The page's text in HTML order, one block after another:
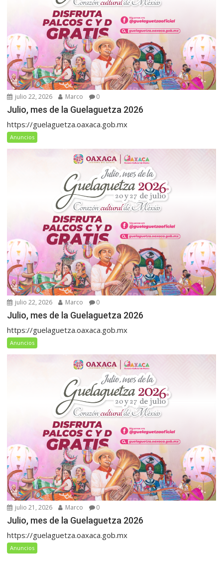
julio 22, 2026 Marco 0
Julio, mes de la Guelaguetza 2026
https://guelaguetza.oaxaca.gob.mx
Anuncios
julio 22, 2026 Marco 0
Julio, mes de la Guelaguetza 2026
https://guelaguetza.oaxaca.gob.mx
Anuncios
julio 21, 2026 Marco 0
Julio, mes de la Guelaguetza 2026
https://guelaguetza.oaxaca.gob.mx
Anuncios